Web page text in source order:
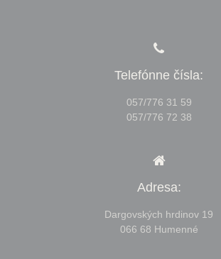
Telefónne čísla:
057/776 31 59
057/776 72 38
Adresa:
Dargovských hrdinov 19
066 68 Humenné